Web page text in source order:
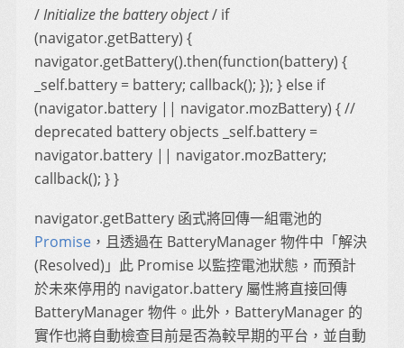
/Initialize the battery object/ if
(navigator.getBattery) {
navigator.getBattery().then(function(battery) {
_self.battery = battery; callback(); }); } else if
(navigator.battery || navigator.mozBattery) { //
deprecated battery objects _self.battery =
navigator.battery || navigator.mozBattery;
callback(); } }
navigator.getBattery 函式將回傳一組電池的
Promise ，且透過在 BatteryManager 物件中「解決
(Resolved)」此 Promise 以監控電池狀態，而預計
於未來停用的 navigator.battery 屬性將直接回傳
BatteryManager 物件。此外，BatteryManager 的
實作也將自動檢查目前是否為較早期的平台，並自動